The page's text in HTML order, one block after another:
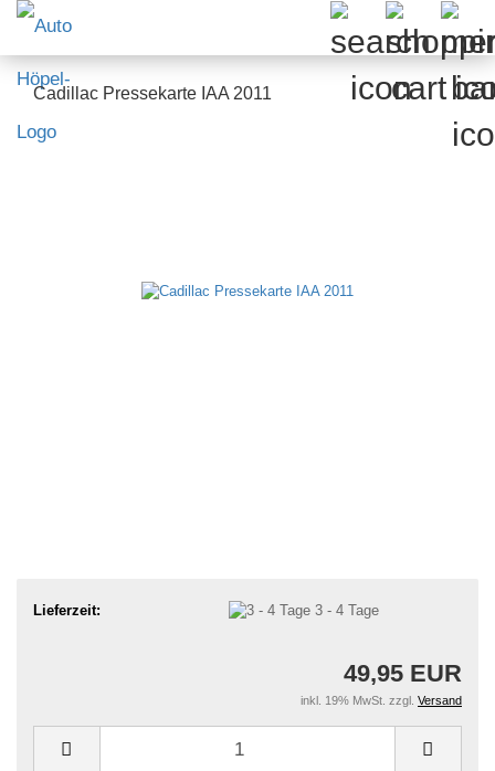
Cadillac Pressekarte IAA 2011
Lieferzeit: 3 - 4 Tage
49,95 EUR
inkl. 19% MwSt. zzgl. Versand